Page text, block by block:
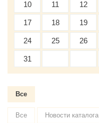
10 11 12
17 18 19
24 25 26
31
Все
Все Новости каталога